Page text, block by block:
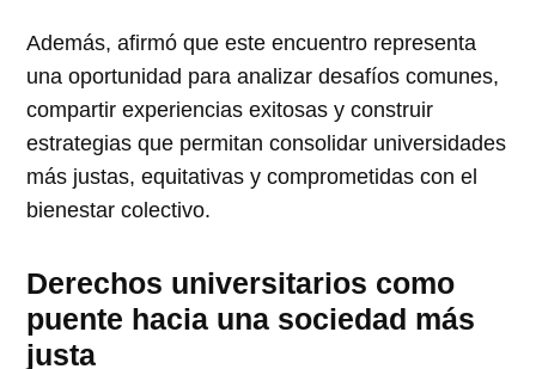
Además, afirmó que este encuentro representa
una oportunidad para analizar desafíos comunes,
compartir experiencias exitosas y construir
estrategias que permitan consolidar universidades
más justas, equitativas y comprometidas con el
bienestar colectivo.
Derechos universitarios como
puente hacia una sociedad más
justa